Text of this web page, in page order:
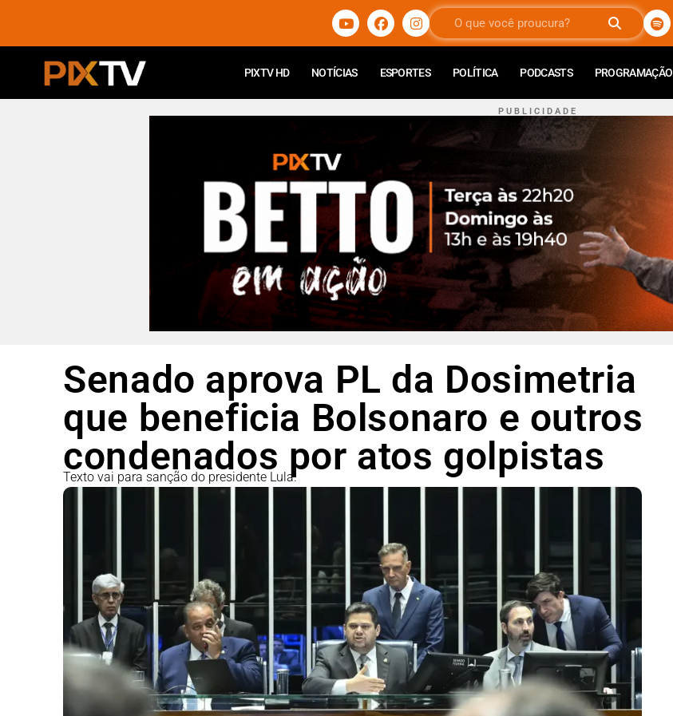
PIXTV HD NOTÍCIAS ESPORTES POLÍTICA PODCASTS PROGRAMAÇÃO
P U B L I C I D A D E
Senado aprova PL da Dosimetria
que beneficia Bolsonaro e outros
condenados por atos golpistas
Texto vai para sanção do presidente Lula.